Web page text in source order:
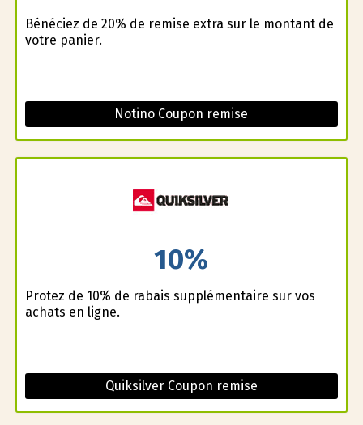
Bénéficiez de 20% de remise extra sur le montant de
votre panier.
Notino Coupon remise
10%
Profitez de 10% de rabais supplémentaire sur vos
achats en ligne.
Quiksilver Coupon remise